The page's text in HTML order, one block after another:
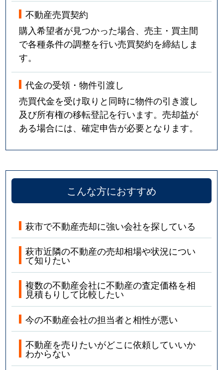
不動産売買契約
購入希望者が見つかった場合、売主・買主間
で各種条件の調整を行い売買契約を締結しま
す。
代金の受領・物件引渡し
売買代金を受け取りと同時に物件の引き渡し
及び所有権の移転登記を行います。売却益が
ある場合には、確定申告が必要となります。
こんな方におすすめ
萩市で不動産売却に強い会社を探している
萩市近隣の不動産の売却相場や状況につい
て知りたい
複数の不動産会社に不動産の査定価格を相
見積もりして比較したい
今の不動産会社の担当者と相性が悪い
不動産を売りたいがどこに依頼していいか
わからない